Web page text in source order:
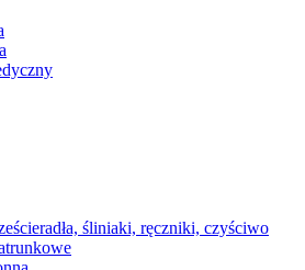
śliniaki, ręczniki, czyściwo